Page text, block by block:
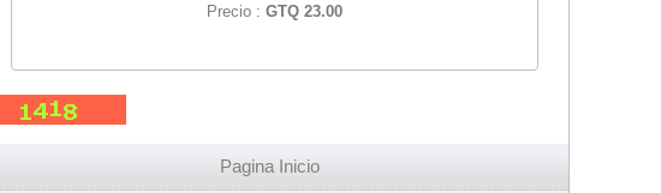
Precio : GTQ 23.00
Pagina Inicio